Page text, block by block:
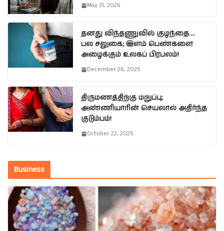
May 31, 2026
தனது விந்தணுவில் குழந்தை….
பல சலுகை; இளம் பெண்களை
அழைக்கும் உலகப் பிரபலம்!
December 26, 2025
திருமணத்திற்கு மறுப்பு;
அண்ணியாரின் செயலால் அதிர்ந்த
குடும்பம்!
October 22, 2025
Business